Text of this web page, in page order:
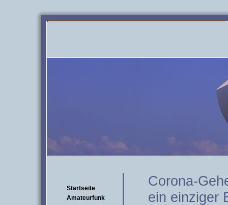
Startseite
Amateurfunk
Corona-
ein einziger